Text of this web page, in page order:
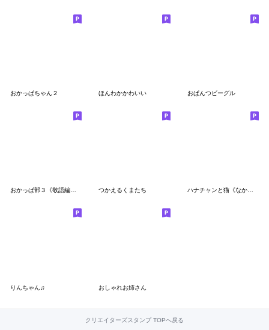
おかっぱちゃん２ ほんわかかわいい おぱんつビーグル
おかっぱ部３《敬語編》ハナチャン つかえるくまたち ハナチャンと猫《なかよし秋敬語》
りんちゃん♫ おしゃれお姉さん
クリエイターズスタンプ TOPへ戻る